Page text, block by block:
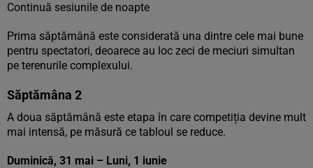
Continuă sesiunile de noapte
Prima săptămână este considerată una dintre cele mai bune
pentru spectatori, deoarece au loc zeci de meciuri simultan
pe terenurile complexului.
Săptămâna 2
A doua săptămână este etapa în care competiția devine mult
mai intensă, pe măsură ce tabloul se reduce.
Duminică, 31 mai – Luni, 1 iunie